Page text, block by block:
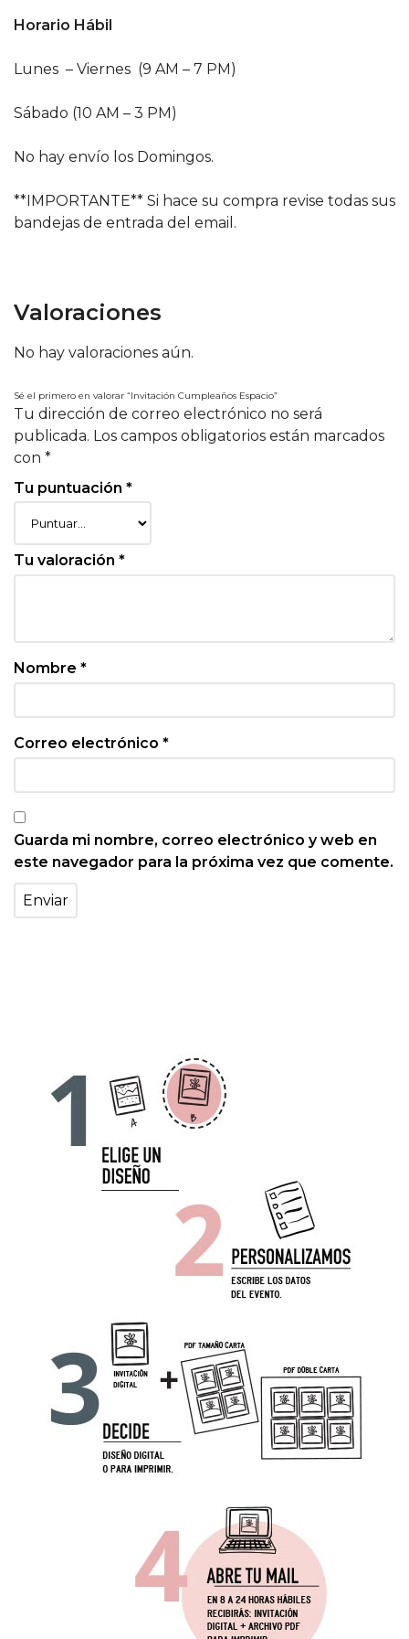
Horario Hábil
Lunes – Viernes (9 AM – 7 PM)
Sábado (10 AM – 3 PM)
No hay envío los Domingos.
**IMPORTANTE** Si hace su compra revise todas sus
bandejas de entrada del email.
Valoraciones
No hay valoraciones aún.
Sé el primero en valorar “Invitación Cumpleaños Espacio”
Tu dirección de correo electrónico no será
publicada. Los campos obligatorios están marcados
con *
Tu puntuación *
Tu valoración *
Nombre *
Correo electrónico *
Guarda mi nombre, correo electrónico y web en
este navegador para la próxima vez que comente.